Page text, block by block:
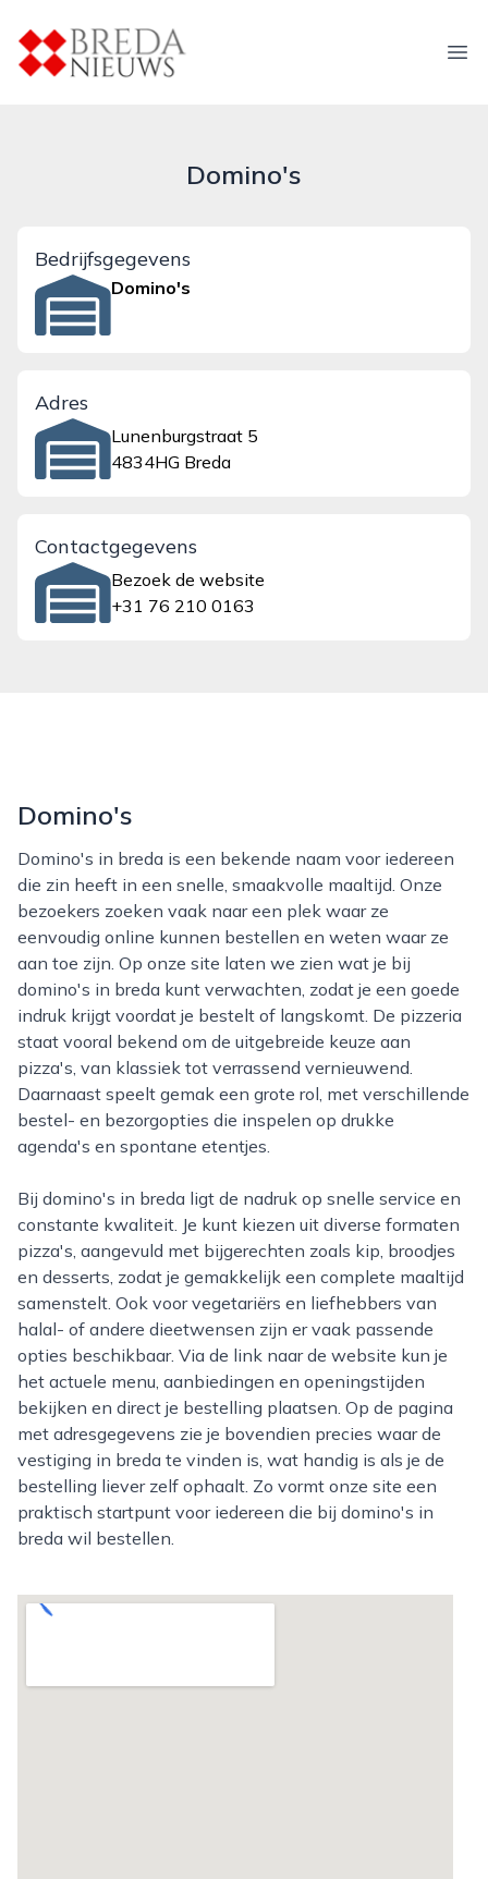
breda-nieuws.nl
Domino's
Bedrijfsgegevens
Domino's
Adres
Lunenburgstraat 5
4834HG Breda
Contactgegevens
Bezoek de website
+31 76 210 0163
Domino's
Domino's in breda is een bekende naam voor iedereen
die zin heeft in een snelle, smaakvolle maaltijd. Onze
bezoekers zoeken vaak naar een plek waar ze
eenvoudig online kunnen bestellen en weten waar ze
aan toe zijn. Op onze site laten we zien wat je bij
domino's in breda kunt verwachten, zodat je een goede
indruk krijgt voordat je bestelt of langskomt. De pizzeria
staat vooral bekend om de uitgebreide keuze aan
pizza's, van klassiek tot verrassend vernieuwend.
Daarnaast speelt gemak een grote rol, met verschillende
bestel- en bezorgopties die inspelen op drukke
agenda's en spontane etentjes.
Bij domino's in breda ligt de nadruk op snelle service en
constante kwaliteit. Je kunt kiezen uit diverse formaten
pizza's, aangevuld met bijgerechten zoals kip, broodjes
en desserts, zodat je gemakkelijk een complete maaltijd
samenstelt. Ook voor vegetariërs en liefhebbers van
halal- of andere dieetwensen zijn er vaak passende
opties beschikbaar. Via de link naar de website kun je
het actuele menu, aanbiedingen en openingstijden
bekijken en direct je bestelling plaatsen. Op de pagina
met adresgegevens zie je bovendien precies waar de
vestiging in breda te vinden is, wat handig is als je de
bestelling liever zelf ophaalt. Zo vormt onze site een
praktisch startpunt voor iedereen die bij domino's in
breda wil bestellen.